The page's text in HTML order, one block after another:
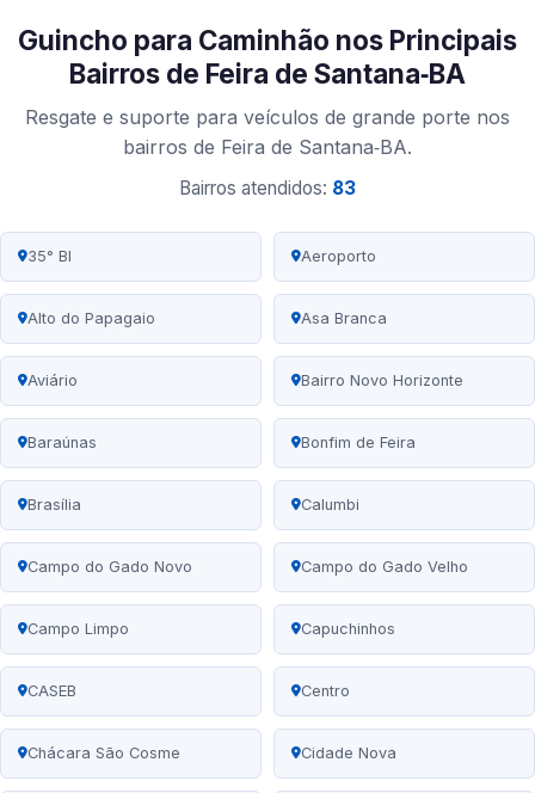
Guincho para Caminhão nos Principais
Bairros de Feira de Santana‑BA
Resgate e suporte para veículos de grande porte nos
bairros de Feira de Santana‑BA.
Bairros atendidos: 83
35° BI Aeroporto
Alto do Papagaio Asa Branca
Aviário Bairro Novo Horizonte
Baraúnas Bonfim de Feira
Brasília Calumbi
Campo do Gado Novo Campo do Gado Velho
Campo Limpo Capuchinhos
CASEB Centro
Chácara São Cosme Cidade Nova